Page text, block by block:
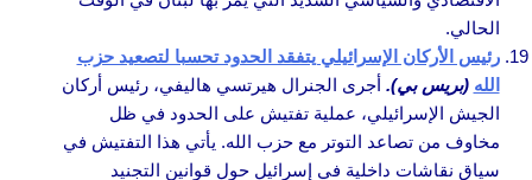
الحالي.
رئيس الأركان الإسرائيلي يتفقد الحدود تحسبا لتصعيد حزب
الله (بريس بي). أجرى الجنرال هيرتسي هاليفي، رئيس أركان
الجيش الإسرائيلي، عملية تفتيش على الحدود في ظل
مخاوف من تصاعد التوتر مع حزب الله. يأتي هذا التفتيش في
سياق نقاشات داخلية في إسرائيل حول قوانين التجنيد